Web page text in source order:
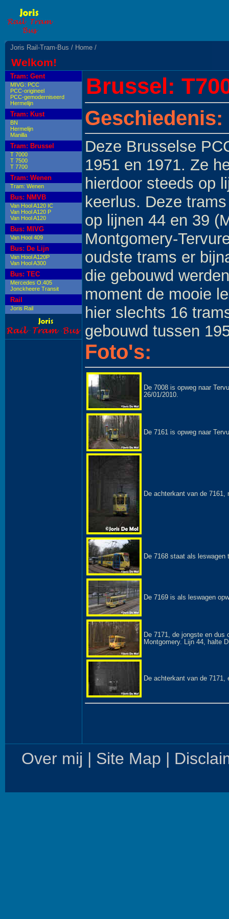
Joris Rail-Tram-Bus / Home /
Welkom!
Tram: Gent
MIVG: PCC
PCC-origineel
PCC-gemoderniseerd
Hermelijn
Tram: Kust
BN
Hermelijn
Manilla
Tram: Brussel
T 7000
T 7500
T 7700
Tram: Wenen
Tram: Wenen
Bus: NMVB
Van Hool A120 IC
Van Hool A120 P
Van Hool A120
Bus: MIVG
Van Hool 409
Bus: De Lijn
Van Hool A120P
Van Hool A300
Bus: TEC
Mercedes O.405
Jonckheere Transit
Rail
Joris Rail
Brussel:
Geschiedenis:
Deze Brusselse
1951 en 1971. Ze
hierdoor steeds op
keerlus. Deze
op lijnen 44 en 39
Montgomery-
oudste trams er
die gebouwd
moment de mooie
hier slechts 16
gebouwd tussen
Foto's:
De 7008 is opweg naar
26/01/2010.
De 7161 is opweg naar
De achterkant van de
De 7168 staat als leswagen
De 7169 is als leswagen
De 7171, de jongste en
Montgomery. Lijn 44, halte
De achterkant van de
Over mij | Site Map |